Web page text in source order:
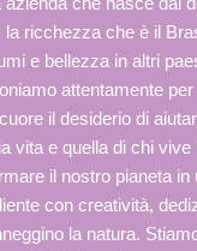
ricchezza che è il
e bellezza in altri
attentamente
il desiderio di
vita e quella di chi vive
il nostro pianeta in
con creatività,
la natura.